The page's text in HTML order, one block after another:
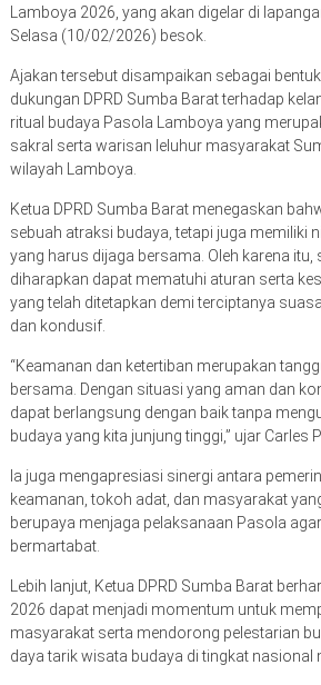
Lamboya 2026, yang akan digelar di
Selasa (10/02/2026) besok.
Ajakan tersebut disampaikan sebagai
dukungan DPRD Sumba Barat terhadap
ritual budaya Pasola Lamboya yang
sakral serta warisan leluhur masyarakat
wilayah Lamboya.
Ketua DPRD Sumba Barat menegaskan
sebuah atraksi budaya, tetapi juga memiliki
yang harus dijaga bersama. Oleh karena
diharapkan dapat mematuhi aturan serta
yang telah ditetapkan demi terciptanya
dan kondusif.
“Keamanan dan ketertiban merupakan
bersama. Dengan situasi yang aman dan
dapat berlangsung dengan baik tanpa
budaya yang kita junjung tinggi,” ujar Carles
Ia juga mengapresiasi sinergi antara
keamanan, tokoh adat, dan masyarakat
berupaya menjaga pelaksanaan Pasola
bermartabat.
Lebih lanjut, Ketua DPRD Sumba Barat
2026 dapat menjadi momentum untuk
masyarakat serta mendorong pelestarian
daya tarik wisata budaya di tingkat nasional